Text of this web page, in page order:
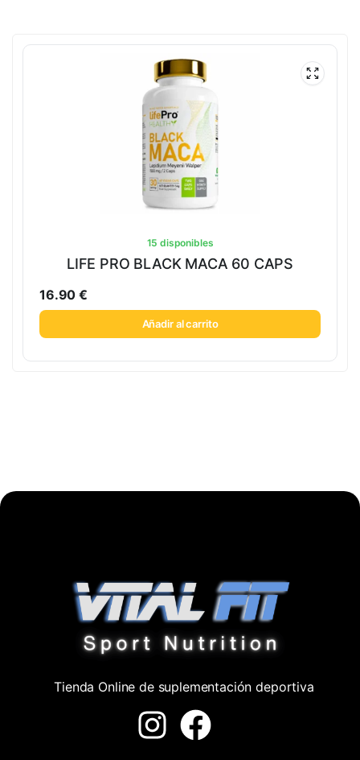
15 disponibles
LIFE PRO BLACK MACA 60 CAPS
16.90€
Añadir al carrito
Tienda Online de suplementación deportiva